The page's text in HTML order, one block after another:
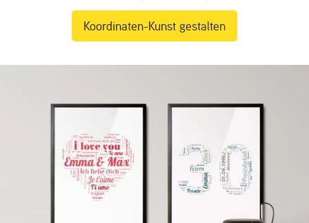
Koordinaten-Kunst gestalten